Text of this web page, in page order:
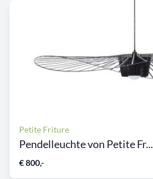
Petite Friture
Pendelleuchte von Petite Fr...
€ 800,-